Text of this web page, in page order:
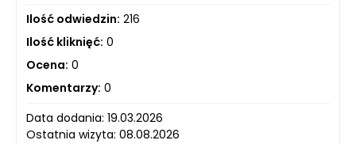
Ilość odwiedzin: 216
Ilość kliknięć: 0
Ocena: 0
Komentarzy: 0
Data dodania: 19.03.2026
Ostatnia wizyta: 08.08.2026